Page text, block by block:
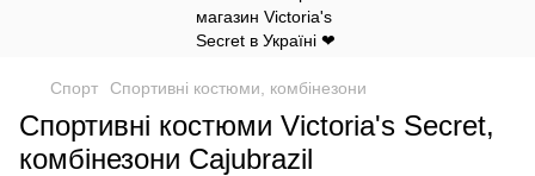
Спорт Спортивні костюми, комбінезони
Спортивні костюми Victoria's Secret,
комбінезони Cajubrazil